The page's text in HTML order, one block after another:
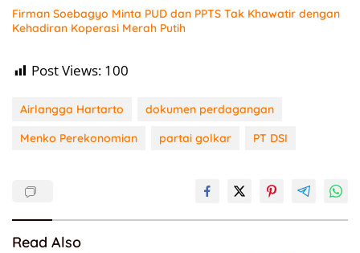
Firman Soebagyo Minta PUD dan PPTS Tak Khawatir dengan
Kehadiran Koperasi Merah Putih
Post Views: 100
Airlangga Hartarto
dokumen perdagangan
Menko Perekonomian
partai golkar PT DSI
Read Also